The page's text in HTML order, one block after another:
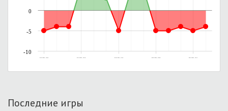
02.10.2013, 16:45 03.10.2013, 22:26 04.10.2013, 15:16 08.10.2013, 02:08 08.10.2013, 19:31
-10
-5
0
Последние игры